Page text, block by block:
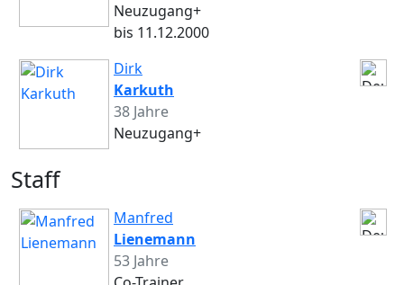
Neuzugang+
bis 11.12.2000
Dirk
Karkuth
38 Jahre
Neuzugang+
Staff
Manfred
Lienemann
53 Jahre